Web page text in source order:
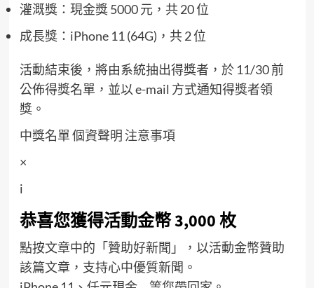
灌溉獎：現金獎 5000 元，共 20 位
成長獎：iPhone 11 (64G)，共 2 位
活動結束後，將由系統抽出得獎者，於 11/30 前
公佈得獎名單，並以 e-mail 方式通知得獎者領
獎。
中獎名單個資聲明 注意事項
×
i
恭喜您獲得活動金幣 3,000 枚
點按文章中的「贊助好新聞」，以活動金幣贊助
該篇文章，支持心中優質新聞。